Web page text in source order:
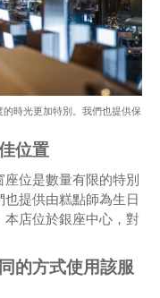
時光更加特別。我們也提供保
位置
位是數量有限的特別
提供由糕點師為生日
店位於銀座中心，對
的方式使用該服